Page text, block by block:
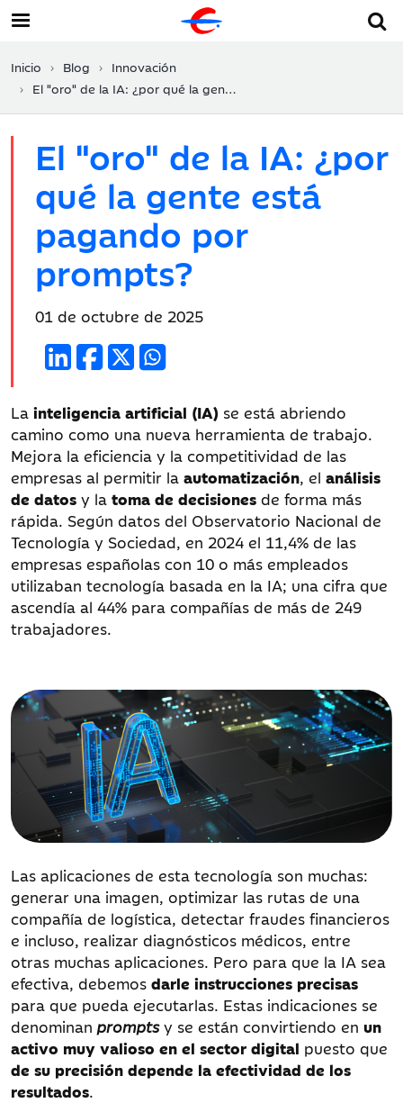
Inicio Blog
Innovación
El "oro" de la IA: ¿por qué la gente está pagando por prompts?
El "oro" de la IA: ¿por
qué la gente está
pagando por
prompts?
Fecha
publicación:
01 de octubre de 2025
La inteligencia artificial (IA) se está abriendo
camino como una nueva herramienta de trabajo.
Mejora la eficiencia y la competitividad de las
empresas al permitir la automatización, el análisis
de datos y la toma de decisiones de forma más
rápida. Según datos del Observatorio Nacional de
Tecnología y Sociedad, en 2024 el 11,4% de las
empresas españolas con 10 o más empleados
utilizaban tecnología basada en la IA; una cifra que
ascendía al 44% para compañías de más de 249
trabajadores.
Las aplicaciones de esta tecnología son muchas:
generar una imagen, optimizar las rutas de una
compañía de logística, detectar fraudes financieros
e incluso, realizar diagnósticos médicos, entre
otras muchas aplicaciones. Pero para que la IA sea
efectiva, debemos darle instrucciones precisas
para que pueda ejecutarlas. Estas indicaciones se
denominan promptsy se están convirtiendo en un
activo muy valioso en el sector digital puesto que
de su precisión depende la efectividad de los
resultados.